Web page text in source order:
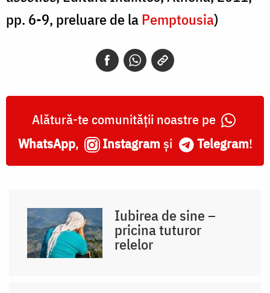
pp. 6-9, preluare de laPemptousia)
Alătură-te comunității noastre pe
WhatsApp, Instagram și Telegram!
Iubirea de sine –
pricina tuturor
relelor